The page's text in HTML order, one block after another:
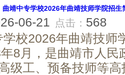
曲靖中专学校2026年曲靖技师学院招生
06-21 点击： 568
学校2026年曲靖技师
8月，是曲靖市人民
级工、预备技师等